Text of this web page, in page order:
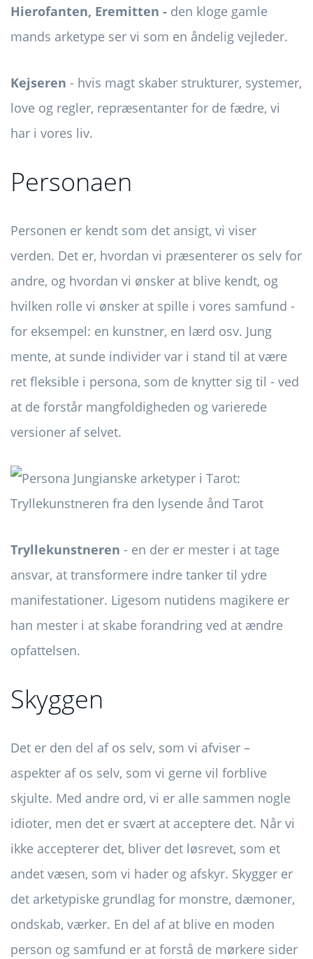
Hierofanten, Eremitten - den kloge gamle
mands arketype ser vi som en åndelig vejleder.
Kejseren - hvis magt skaber strukturer, systemer,
love og regler, repræsentanter for de fædre, vi
har i vores liv.
Personaen
Personen er kendt som det ansigt, vi viser
verden. Det er, hvordan vi præsenterer os selv for
andre, og hvordan vi ønsker at blive kendt, og
hvilken rolle vi ønsker at spille i vores samfund -
for eksempel: en kunstner, en lærd osv. Jung
mente, at sunde individer var i stand til at være
ret fleksible i persona, som de knytter sig til - ved
at de forstår mangfoldigheden og varierede
versioner af selvet.
Tryllekunstneren - en der er mester i at tage
ansvar, at transformere indre tanker til ydre
manifestationer. Ligesom nutidens magikere er
han mester i at skabe forandring ved at ændre
opfattelsen.
Skyggen
Det er den del af os selv, som vi afviser –
aspekter af os selv, som vi gerne vil forblive
skjulte. Med andre ord, vi er alle sammen nogle
idioter, men det er svært at acceptere det. Når vi
ikke accepterer det, bliver det løsrevet, som et
andet væsen, som vi hader og afskyr. Skygger er
det arketypiske grundlag for monstre, dæmoner,
ondskab, værker. En del af at blive en moden
person og samfund er at forstå de mørkere sider